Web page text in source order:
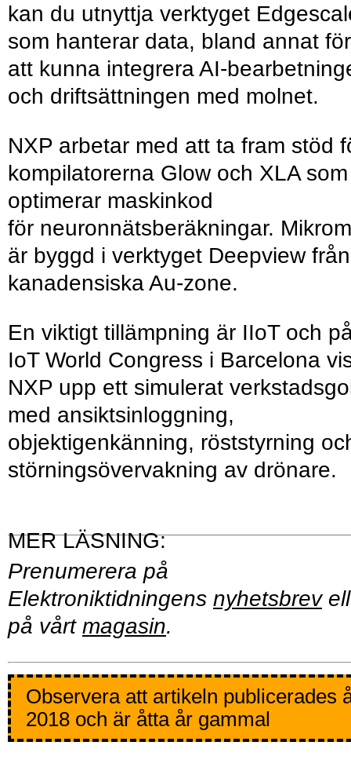
kan du utnyttja verktyget
som hanterar data, bland annat för
att kunna integrera AI-
och driftsättningen med molnet.
NXP arbetar med att ta fram stöd
kompilatorerna Glow och XLA som
optimerar maskinkod
för neuronnätsberäkningar.
är byggd i verktyget Deepview från
kanadensiska Au-zone.
En viktigt tillämpning är IIoT och
IoT World Congress i Barcelona
NXP upp ett simulerat
med ansiktsinloggning,
objektigenkänning, röststyrning
störningsövervakning av drönare.
Prenumerera på
Elektroniktidningens nyhetsbrev
på vårt magasin.
Observera att artikeln publicerades
2018 och är åtta år gammal